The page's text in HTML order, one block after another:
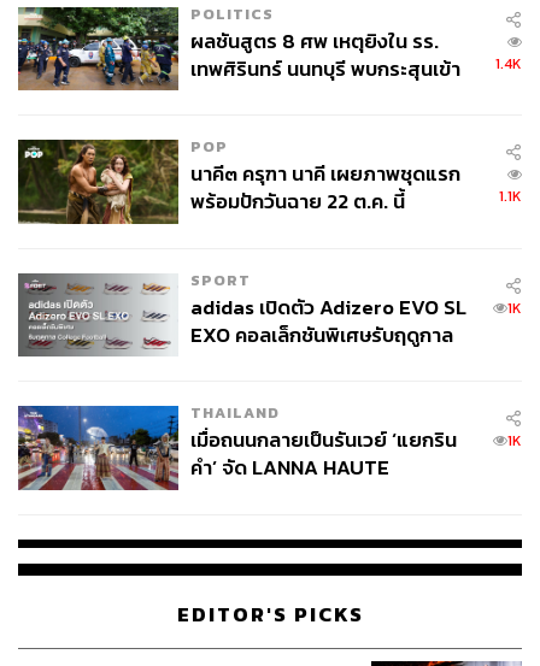
POLITICS
ผลชันสูตร 8 ศพ เหตุยิงใน รร.
เทพศิรินทร์ นนทบุรี พบกระสุนเข้า
1.4K
POP
นาคี๓ ครุฑา นาคี เผยภาพชุดแรก
พร้อมปักวันฉาย 22 ต.ค. นี้
1.1K
SPORT
adidas เปิดตัว Adizero EVO SL
EXO คอลเล็กชันพิเศษรับฤดูกาล
1K
THAILAND
เมื่อถนนกลายเป็นรันเวย์ ‘แยกริน
คำ’ จัด LANNA HAUTE
1K
EDITOR'S PICKS